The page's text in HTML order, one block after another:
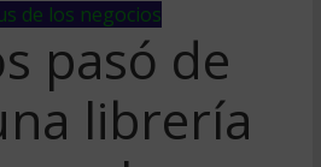
de los negocios
pasó de
librería